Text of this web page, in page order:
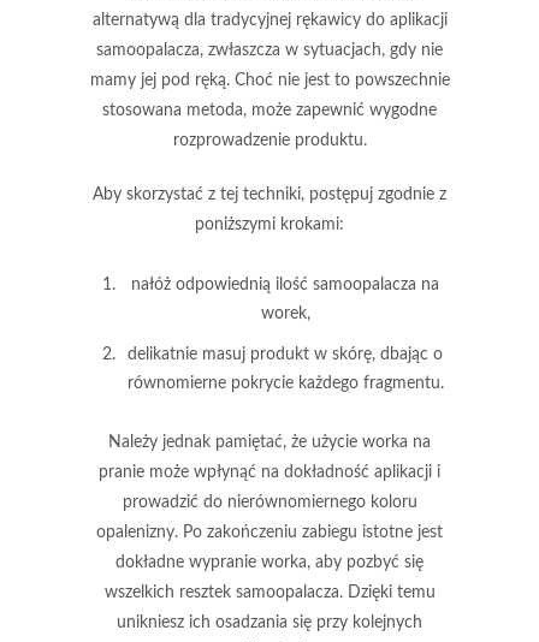
alternatywą dla tradycyjnej rękawicy do aplikacji
samoopalacza, zwłaszcza w sytuacjach, gdy nie
mamy jej pod ręką. Choć nie jest to powszechnie
stosowana metoda, może zapewnić wygodne
rozprowadzenie produktu.
Aby skorzystać z tej techniki, postępuj zgodnie z
poniższymi krokami:
nałóż odpowiednią ilość samoopalacza na
worek,
delikatnie masuj produkt w skórę, dbając o
równomierne pokrycie każdego fragmentu.
Należy jednak pamiętać, że użycie worka na
pranie może wpłynąć na dokładność aplikacji i
prowadzić do nierównomiernego koloru
opalenizny. Po zakończeniu zabiegu istotne jest
dokładne wypranie worka, aby pozbyć się
wszelkich resztek samoopalacza. Dzięki temu
unikniesz ich osadzania się przy kolejnych